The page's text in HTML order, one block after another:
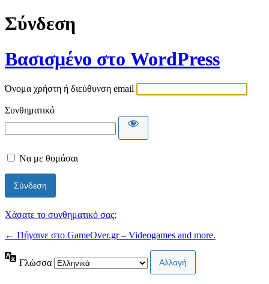
Σύνδεση
Βασισμένο στο WordPress
Όνομα χρήστη ή διεύθυνση email
Συνθηματικό
Να με θυμάσαι
Χάσατε το συνθηματικό σας;
← Πήγαινε στο GameOver.gr – Videogames and more.
Γλώσσα